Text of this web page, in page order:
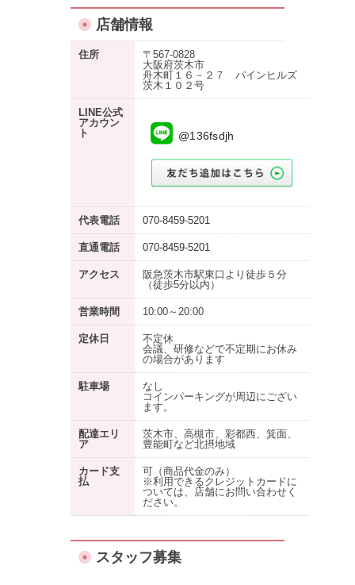
店舗情報
住所
〒567-0828
大阪府茨木市
舟木町１６－２７ パインヒルズ
茨木１０２号
LINE公式
アカウン
ト
@136fsdjh
代表電話 070-8459-5201
直通電話 070-8459-5201
アクセス
阪急茨木市駅東口より徒歩５分
（徒歩5分以内）
営業時間 10:00～20:00
定休日
不定休
会議、研修などで不定期にお休み
の場合があります
駐車場
なし
コインパーキングが周辺にござい
ます。
配達エリ
ア
茨木市、高槻市、彩都西、箕面、
豊能町など北摂地域
カード支
払
可（商品代金のみ）
※利用できるクレジットカードに
ついては、店舗にお問い合わせく
ださい。
スタッフ募集